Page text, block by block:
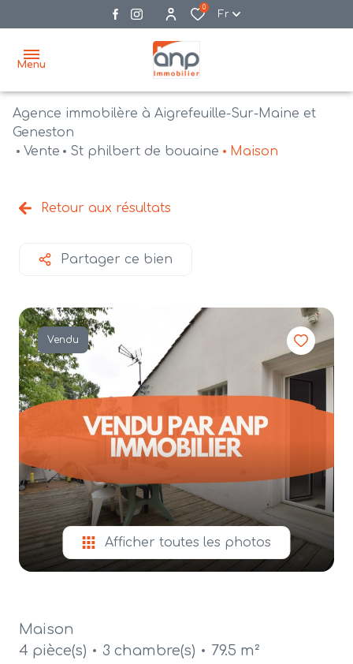
0
Fr
Menu
accueil
vente
agences
estimation
alerte
e-
mail
Agence immobilère à Aigrefeuille-Sur-Maine et
Geneston
Vente
St philbert de bouaine Maison
Retour aux résultats
Partager ce bien
Vendu
Afficher toutes les photos
Maison
4 pièce(s)
3 chambre(s) 79.5 m²